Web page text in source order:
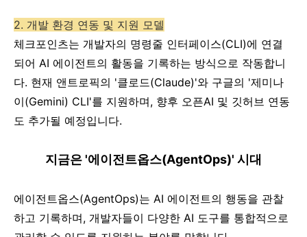
2. 개발 환경 연동 및 지원 모델
체크포인츠는 개발자의 명령줄 인터페이스(CLI)에 연결
되어 AI 에이전트의 활동을 기록하는 방식으로 작동합니
다. 현재 앤트로픽의 '클로드(Claude)'와 구글의 '제미나
이(Gemini) CLI'를 지원하며, 향후 오픈AI 및 깃허브 연동
도 추가될 예정입니다.
지금은 '에이전트옵스(AgentOps)' 시대
에이전트옵스(AgentOps)는 AI 에이전트의 행동을 관찰
하고 기록하며, 개발자들이 다양한 AI 도구를 통합적으로